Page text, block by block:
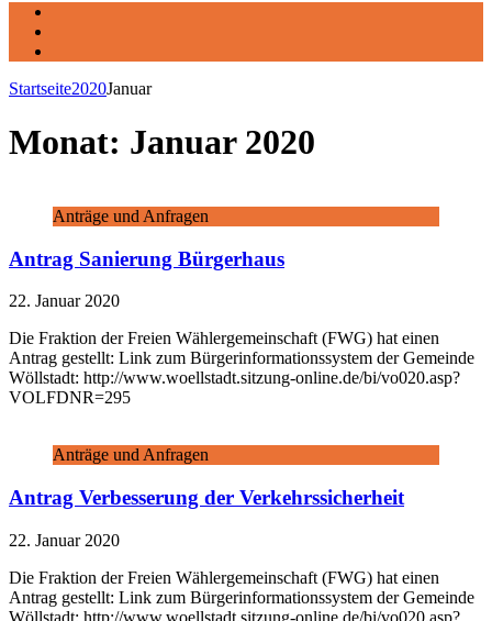
Startseite2020Januar
Monat: Januar 2020
Anträge und Anfragen
Antrag Sanierung Bürgerhaus
22. Januar 2020
Die Fraktion der Freien Wählergemeinschaft (FWG) hat einen
Antrag gestellt: Link zum Bürgerinformationssystem der Gemeinde
Wöllstadt: http://www.woellstadt.sitzung-online.de/bi/vo020.asp?
VOLFDNR=295
Anträge und Anfragen
Antrag Verbesserung der Verkehrssicherheit
22. Januar 2020
Die Fraktion der Freien Wählergemeinschaft (FWG) hat einen
Antrag gestellt: Link zum Bürgerinformationssystem der Gemeinde
Wöllstadt: http://www.woellstadt.sitzung-online.de/bi/vo020.asp?